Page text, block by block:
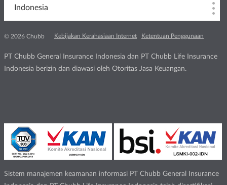
Indonesia
© 2026 Chubb Kebijakan Kerahasiaan Internet Ketentuan Penggunaan
PT Chubb General Insurance Indonesia dan PT Chubb Life Insurance
Indonesia berizin dan diawasi oleh Otoritas Jasa Keuangan.
Sistem manajemen keamanan informasi PT Chubb General Insurance